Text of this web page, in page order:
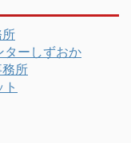
ーしずおか
所